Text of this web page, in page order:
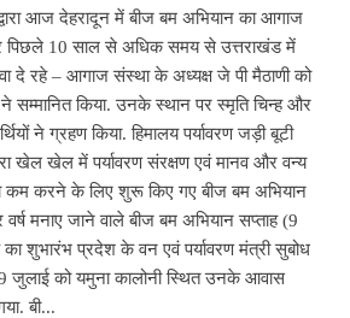
आज देहरादून में बीज बम अभियान का आगाज
पिछले 10 साल से अधिक समय से उत्तराखंड में
दे रहे – आगाज संस्था के अध्यक्ष जे पी मैठाणी को
सम्मानित किया. उनके स्थान पर स्मृति चिन्ह और
ने ग्रहण किया. हिमालय पर्यावरण जड़ी बूटी
खेल खेल में पर्यावरण संरक्षण एवं मानव और वन्य
कम करने के लिए शुरू किए गए बीज बम अभियान
मनाए जाने वाले बीज बम अभियान सप्ताह (9
शुभारंभ प्रदेश के वन एवं पर्यावरण मंत्री सुबोध
9 जुलाई को यमुना कालोनी स्थित उनके आवास
बी...